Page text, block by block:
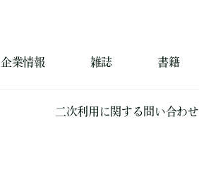
企業情報 雑誌 書籍
二次利用に関する問い合わせ